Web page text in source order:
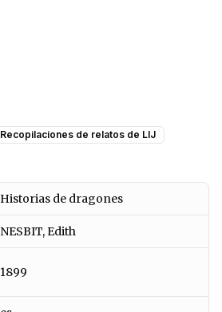
Recopilaciones de relatos de LIJ
Historias de dragones
NESBIT, Edith
1899